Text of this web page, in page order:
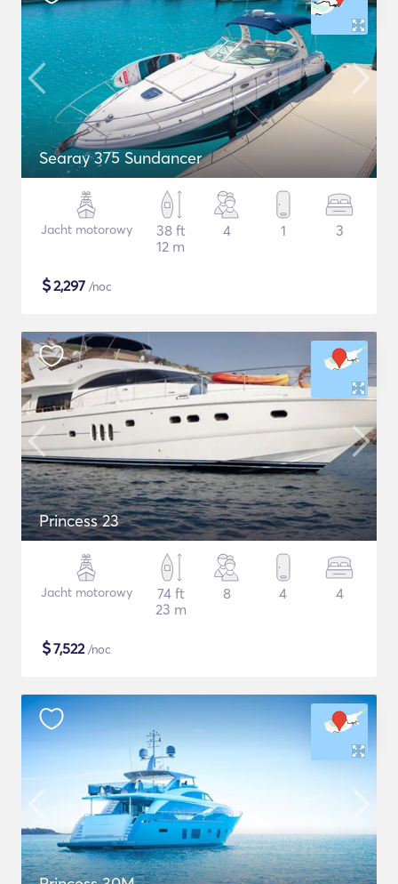
Searay 375 Sundancer
Jacht motorowy
38 ft
12 m
4 1 3
$2,297 /noc
Princess 23
Jacht motorowy
74 ft
23 m
8 4 4
$7,522/noc